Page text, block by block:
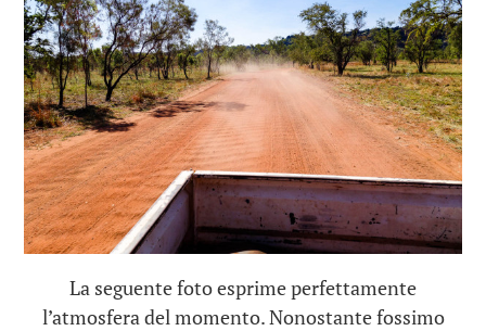
La seguente foto esprime perfettamente
l’atmosfera del momento. Nonostante fossimo